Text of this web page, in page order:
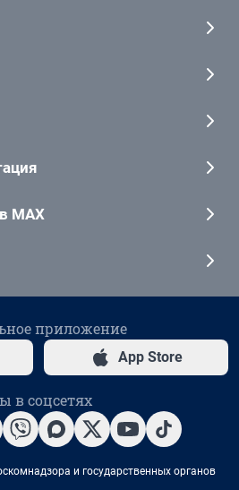
MAX
приложение
App Store
в соцсетях
и государственных органов